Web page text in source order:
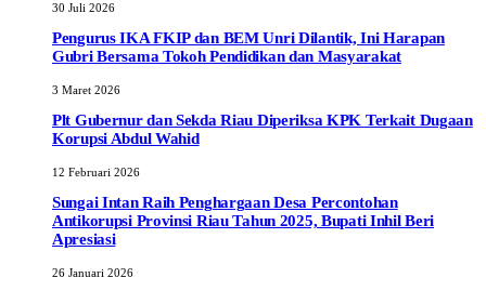
30 Juli 2026
Pengurus IKA FKIP dan BEM Unri Dilantik, Ini Harapan
Gubri Bersama Tokoh Pendidikan dan Masyarakat
3 Maret 2026
Plt Gubernur dan Sekda Riau Diperiksa KPK Terkait Dugaan
Korupsi Abdul Wahid
12 Februari 2026
Sungai Intan Raih Penghargaan Desa Percontohan
Antikorupsi Provinsi Riau Tahun 2025, Bupati Inhil Beri
Apresiasi
26 Januari 2026